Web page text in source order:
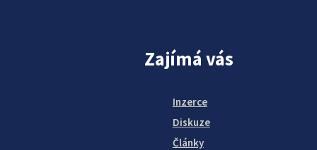
Zajímá vás
Inzerce
Diskuze
Články